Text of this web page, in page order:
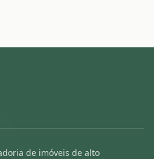
de imóveis de alto